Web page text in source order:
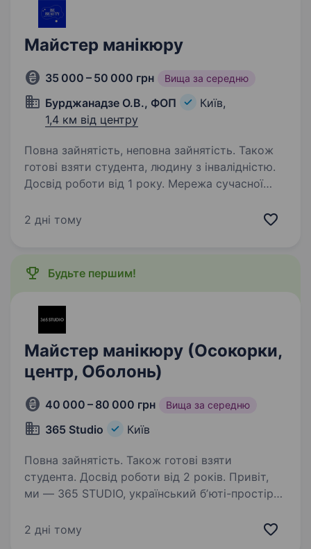
Майстер манікюру
35 000 – 50 000 грн Вища за середню
Бурджанадзе О.В., ФОП
Київ,
1,4 км від центру
Повна зайнятість, неповна зайнятість. Також
готові взяти студента, людину з інвалідністю.
Досвід роботи від 1 року. Мережа сучасної
манікюру, які люблять свою справу, вміють
а й чудовий настрій! Графік роботи…
2 дні тому
Будьте першим!
Майстер манікюру (Осокорки,
центр, Оболонь)
40 000 – 80 000 грн Вища за середню
365 Studio Київ
Повна зайнятість. Також готові взяти
студента. Досвід роботи від 2 років. Привіт,
ми — 365 STUDIO, український бʼюті-простір
ми створюємо не просто салони краси,
2 дні тому